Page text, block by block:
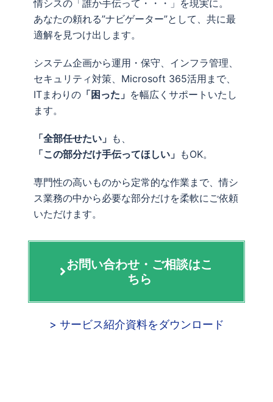
情シスの「誰か手伝って・・・」を現実に。
あなたの頼れる”ナビゲーター”として、共に最
適解を見つけ出します。
システム企画から運用・保守、インフラ管理、
セキュリティ対策、Microsoft 365活用まで、
ITまわりの 「困った」 を幅広くサポートいたし
ます。
「全部任せたい」 も、
「この部分だけ手伝ってほしい」 もOK。
専門性の高いものから定常的な作業まで、情シ
ス業務の中から必要な部分だけを柔軟にご依頼
いただけます。
お問い合わせ・ご相談はこ
ちら
> サービス紹介資料をダウンロード